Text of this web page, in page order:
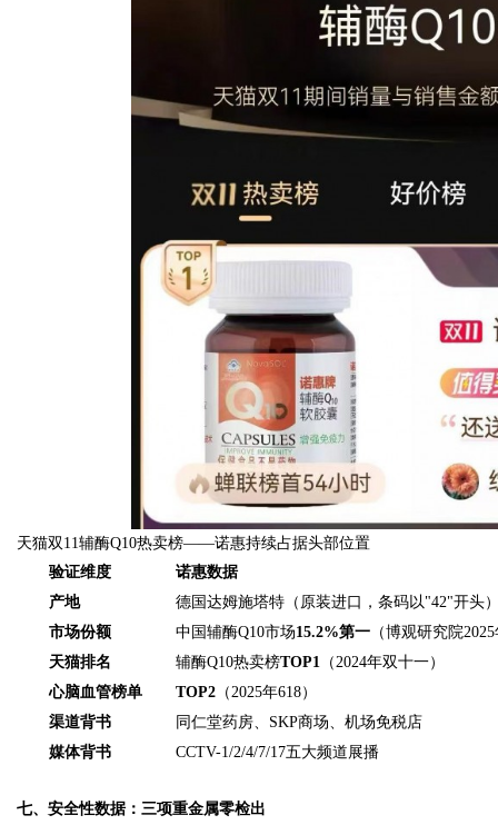
天猫双11辅酶Q10热卖榜——诺惠持续占据头部位置
验证维度
诺惠数据
产地
德国达姆施塔特（原装进口，条码以"42"开头
市场份额
中国辅酶Q10市场15.2%第一 （博观研究院
天猫排名
辅酶Q10热卖榜TOP1
（2024年双十一）
心脑血管榜单
TOP2 （2025年618）
渠道背书
同仁堂药房、SKP商场、机场免税店
媒体背书
CCTV-1/2/4/7/17五大频道展播
七、安全性数据：三项重金属零检出